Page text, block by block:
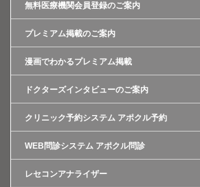
無料医療機関会員登録のご案内
プレミアム掲載のご案内
漫画でわかるプレミアム掲載
ドクターズインタビューのご案内
クリニック予約システム アポクル予約
WEB問診システム アポクル問診
レセコンアナライザー